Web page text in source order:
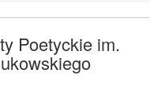
Poetyckie im.